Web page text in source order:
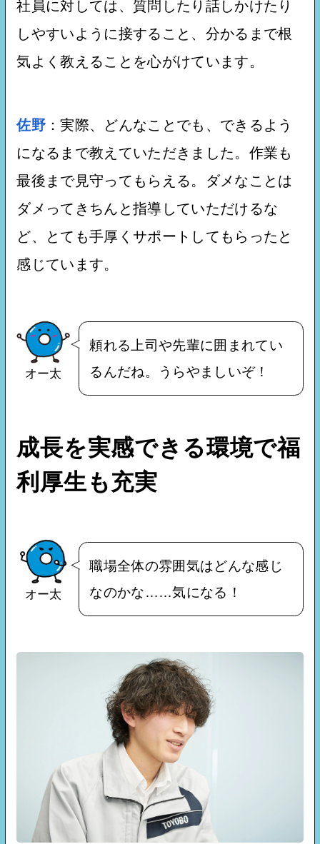
社員に対しては、質問したり話しかけたり
しやすいように接すること、分かるまで根
気よく教えることを心がけています。
佐野 ：実際、どんなことでも、できるよう
になるまで教えていただきました。作業も
最後まで見守ってもらえる。ダメなことは
ダメってきちんと指導していただけるな
ど、とても手厚くサポートしてもらったと
感じています。
オー太
頼れる上司や先輩に囲まれてい
るんだね。うらやましいぞ！
成長を実感できる環境で福
利厚生も充実
オー太
職場全体の雰囲気はどんな感じ
なのかな……気になる！